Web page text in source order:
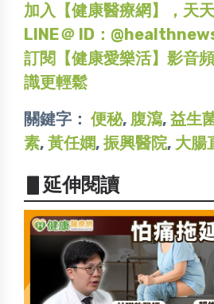
加入【健康醫療網】，天
LINE＠ ID：
訂閱【健康愛樂活】影音
識更輕鬆
關鍵字： 便秘, 腹瀉, 益生
素, 黃任嫻, 振興醫院, 大腸
▋延伸閱讀